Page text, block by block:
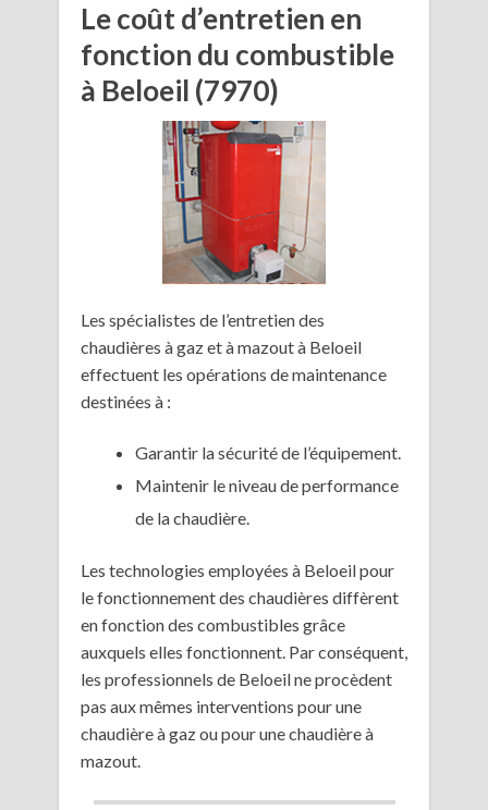
Le coût d’entretien en
fonction du combustible
à Beloeil (7970)
Les spécialistes de l’entretien des
chaudières à gaz et à mazout à Beloeil
effectuent les opérations de maintenance
destinées à :
Garantir la sécurité de l’équipement.
Maintenir le niveau de performance
de la chaudière.
Les technologies employées à Beloeil pour
le fonctionnement des chaudières diffèrent
en fonction des combustibles grâce
auxquels elles fonctionnent. Par conséquent,
les professionnels de Beloeil ne procèdent
pas aux mêmes interventions pour une
chaudière à gaz ou pour une chaudière à
mazout.